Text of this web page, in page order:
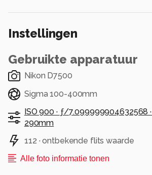
Instellingen
Gebruikte apparatuur
Nikon D7500
Sigma 100-400mm
ISO 900 · ƒ/7.099999904632568 ·
290mm
112 · ontbekende flits waarde
Alle foto informatie tonen